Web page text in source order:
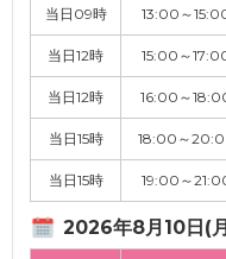
当日09時 13:00～
当日12時 15:00～
当日12時 16:00～
当日15時 18:00～
当日15時 19:00～
2026年8月10日(